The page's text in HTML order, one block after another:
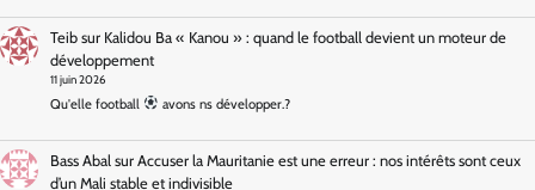
Teibsur Kalidou Ba « Kanou » : quand le football devient un moteur de
développement
11 juin 2026
Qu'elle football avons ns développer.?
Bass Abalsur Accuser la Mauritanie est une erreur : nos intérêts sont ceux
d’un Mali stable et indivisible